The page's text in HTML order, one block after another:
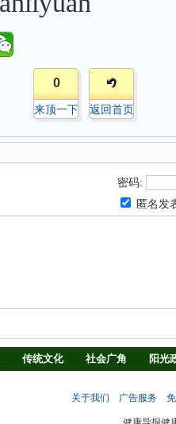
0
来顶一下 返回首页
密码:
匿名发
传统文化 社会广角
阳光
关于我们 广告服务